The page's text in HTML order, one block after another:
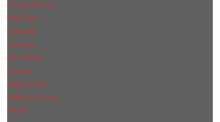
Tiziana Terenzi
Tom Ford
Trussardi
Valentino
Vera Wang
Versace
Viktor & Rolf
Victoria s Secret
Xerjoff